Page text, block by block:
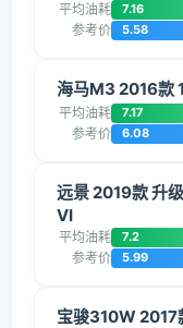
平均油耗 7.16
参考价 5.58
海马M3 2016款
平均油耗 7.17
参考价 6.08
远景 2019款 升
VI
平均油耗 7.2
参考价 5.99
宝骏310W 2017